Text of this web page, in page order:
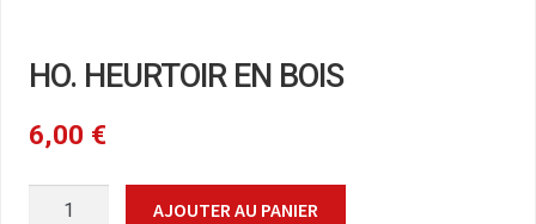
HO. HEURTOIR EN BOIS
6,00 €
quantité
AJOUTER AU PANIER